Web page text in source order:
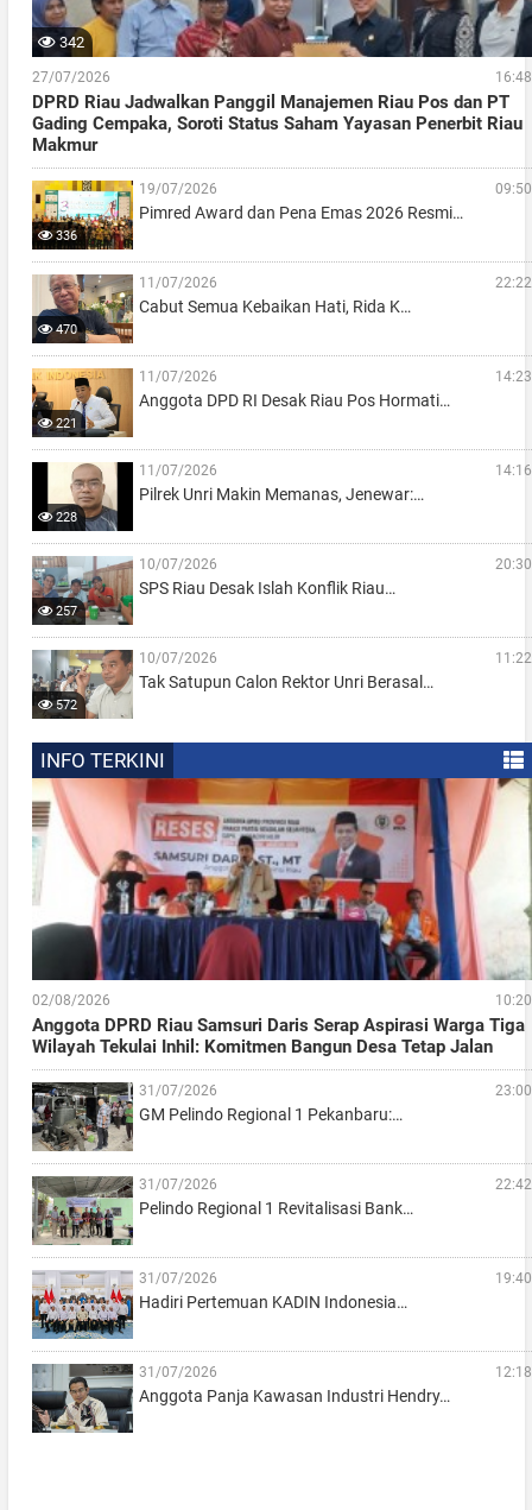
342
27/07/2026 16:48
DPRD Riau Jadwalkan Panggil Manajemen Riau Pos dan PT
Gading Cempaka, Soroti Status Saham Yayasan Penerbit Riau
Makmur
336
19/07/2026 09:50
Pimred Award dan Pena Emas 2026 Resmi…
470
11/07/2026 22:22
Cabut Semua Kebaikan Hati, Rida K…
221
11/07/2026 14:23
Anggota DPD RI Desak Riau Pos Hormati…
228
11/07/2026 14:16
Pilrek Unri Makin Memanas, Jenewar:…
257
10/07/2026 20:30
SPS Riau Desak Islah Konflik Riau…
572
10/07/2026 11:22
Tak Satupun Calon Rektor Unri Berasal…
INFO TERKINI
02/08/2026 10:20
Anggota DPRD Riau Samsuri Daris Serap Aspirasi Warga Tiga
Wilayah Tekulai Inhil: Komitmen Bangun Desa Tetap Jalan
31/07/2026 23:00
GM Pelindo Regional 1 Pekanbaru:…
31/07/2026 22:42
Pelindo Regional 1 Revitalisasi Bank…
31/07/2026 19:40
Hadiri Pertemuan KADIN Indonesia…
31/07/2026 12:18
Anggota Panja Kawasan Industri Hendry…